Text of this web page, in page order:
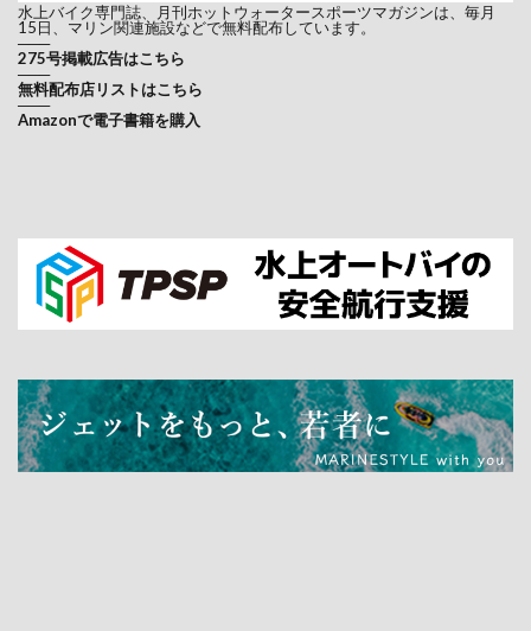
水上バイク専門誌、月刊ホットウォータースポーツマガジンは、毎月
15日、マリン関連施設などで無料配布しています。
───
275号掲載広告はこちら
───
無料配布店リストはこちら
───
Amazonで電子書籍を購入